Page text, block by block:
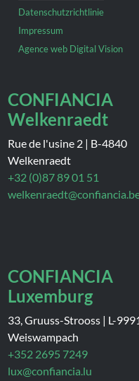
Datenschutzrichtlinie
Impressum
Agence web Digital Vision
CONFIANCIA
Welkenraedt
Rue de l'usine 2 | B-4840
Welkenraedt
+32 (0)87 89 01 51
CONFIANCIA
Luxemburg
33, Gruuss-Strooss | L-
Weiswampach
+352 2695 7249
lux@confiancia.lu